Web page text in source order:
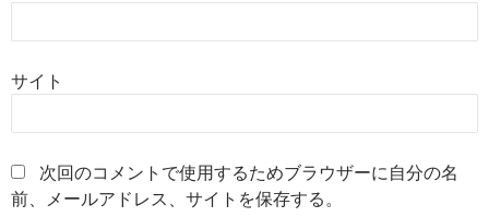
サイト
次回のコメントで使用するためブラウザーに自分の名
前、メールアドレス、サイトを保存する。